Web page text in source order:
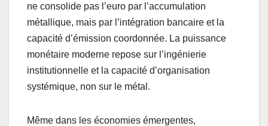
ne consolide pas l’euro par l’accumulation
métallique, mais par l’intégration bancaire et la
capacité d’émission coordonnée. La puissance
monétaire moderne repose sur l’ingénierie
institutionnelle et la capacité d’organisation
systémique, non sur le métal.
Même dans les économies émergentes,